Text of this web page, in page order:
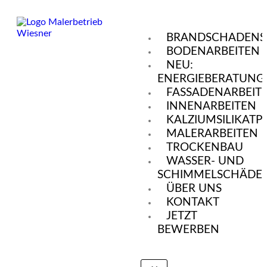
BODENARBEITEN
NEU:
ENERGIEBERATUNG
INNENARBEITEN
MALERARBEITEN
TROCKENBAU
WASSER- UND
ÜBER UNS
KONTAKT
JETZT
BEWERBEN